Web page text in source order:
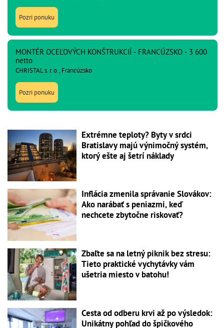
Pozri ponuku
MONTÉR OCEĽOVÝCH KONŠTRUKCIÍ - FRANCÚZSKO - 3 600
netto
CHRISTAL s. r. o., Francúzsko
Pozri ponuku
Extrémne teploty? Byty v srdci
Bratislavy majú výnimočný systém,
ktorý ešte aj šetrí náklady
Inflácia zmenila správanie Slovákov:
Ako narábať s peniazmi, keď
nechcete zbytočne riskovať?
Zbaľte sa na letný piknik bez stresu:
Tieto praktické vychytávky vám
ušetria miesto v batohu!
Cesta od odberu krvi až po výsledok:
Unikátny pohľad do špičkového